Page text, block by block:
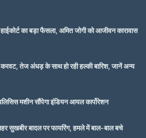
का बड़ा फैसला, अमित जोगी को आजीवन कारावास
तेज अंधड़ के साथ हो रही हल्की बारिश, जानें अन्य
मशीन सौंपेगा इंडियन आयल कार्पोरेशन
सुखबीर बादल पर फायरिंग, हमले में बाल-बाल बचे